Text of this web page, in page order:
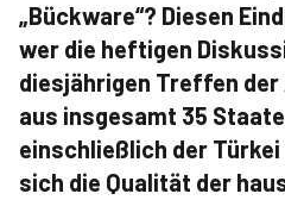
„Bückware“? Diesen
wer die heftigen
diesjährigen Treffen
aus insgesamt 35
einschließlich der
sich die Qualität der